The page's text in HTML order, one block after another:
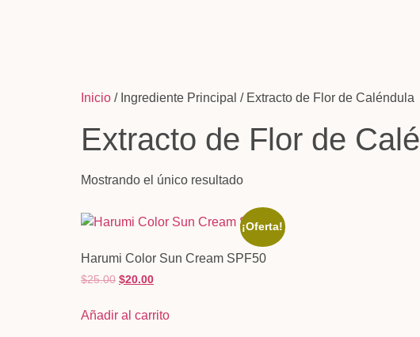
Inicio / Ingrediente Principal / Extracto de Flor de Caléndula
Extracto de Flor de
Mostrando el único resultado
¡Oferta!
Harumi Color Sun Cream SPF50
$25.00 $20.00
Añadir al carrito